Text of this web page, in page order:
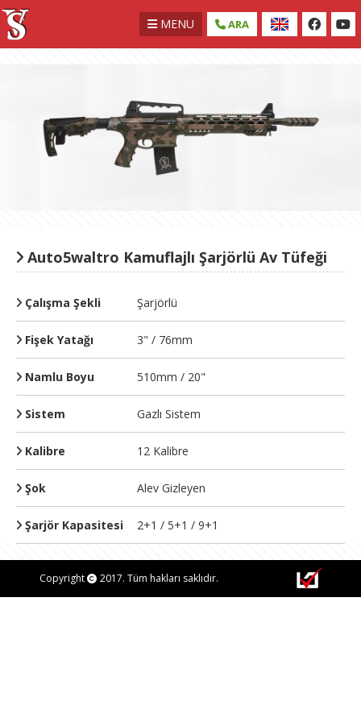
MENU ARA
Auto5waltro Kamuflajlı Şarjörlü Av Tüfeği
Çalışma Şekli Şarjörlü
Fişek Yatağı 3" / 76mm
Namlu Boyu 510mm / 20"
Sistem Gazlı Sistem
Kalibre 12 Kalibre
Şok Alev Gizleyen
Şarjör Kapasitesi 2+1 / 5+1 / 9+1
Copyright 2017. Tüm hakları saklıdır.